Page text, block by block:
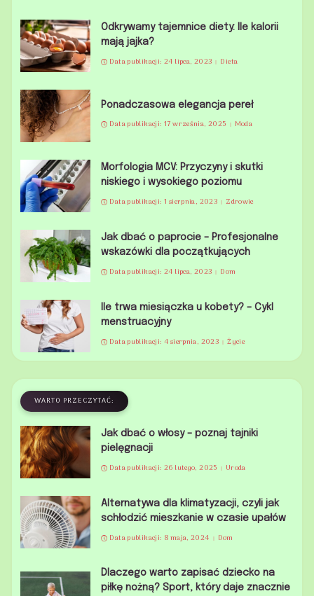
Odkrywamy tajemnice diety: Ile kalorii
mają jajka?
Data publikacji: 24 lipca, 2023 Dieta
Ponadczasowa elegancja pereł
Data publikacji: 17 września, 2025 Moda
Morfologia MCV: Przyczyny i skutki
niskiego i wysokiego poziomu
Data publikacji: 1 sierpnia, 2023 Zdrowie
Jak dbać o paprocie – Profesjonalne
wskazówki dla początkujących
Data publikacji: 24 lipca, 2023 Dom
Ile trwa miesiączka u kobety? – Cykl
menstruacyjny
Data publikacji: 4 sierpnia, 2023 Życie
WARTO PRZECZYTAĆ:
Jak dbać o włosy – poznaj tajniki
pielęgnacji
Data publikacji: 26 lutego, 2025 Uroda
Alternatywa dla klimatyzacji, czyli jak
schłodzić mieszkanie w czasie upałów
Data publikacji: 8 maja, 2024 Dom
Dlaczego warto zapisać dziecko na
piłkę nożną? Sport, który daje znacznie